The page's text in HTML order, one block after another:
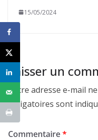
15/05/2024
Laisser un
Votre adresse e-mail
obligatoires sont
Commentaire*